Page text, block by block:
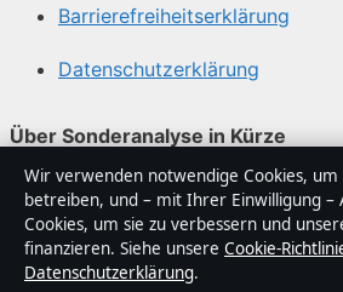
Barrierefreiheitserklärung
Datenschutzerklärung
Über Sonderanalyse in Kürze
Sonderanalyse ist ein
Nachrichtenanbieter mit Fokus auf
Technik und Gesellschaft in
trägt eine Byline, wird von einem
Wir verwenden notwendige Cookies, um
betreiben, und – mit Ihrer Einwilligung –
Cookies, um sie zu verbessern und
finanzieren. Siehe unsere Cookie-
Datenschutzerklärung.